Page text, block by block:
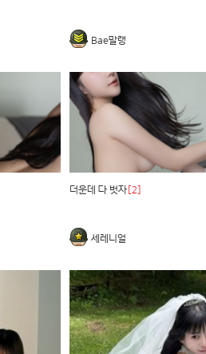
Bae말랭
더운데 다 벗자 [2]
세레니얼